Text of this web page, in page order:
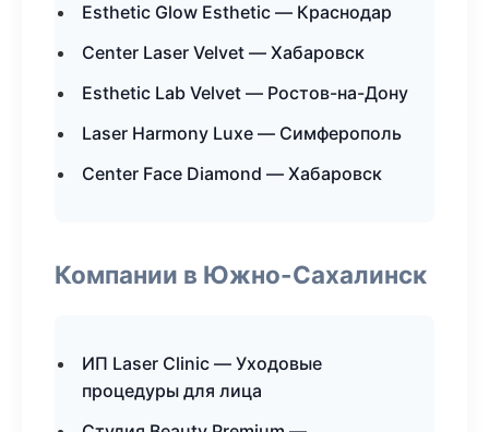
Esthetic Glow Esthetic — Краснодар
Center Laser Velvet — Хабаровск
Esthetic Lab Velvet — Ростов-на-Дону
Laser Harmony Luxe — Симферополь
Center Face Diamond — Хабаровск
Компании в Южно-Сахалинск
ИП Laser Clinic — Уходовые
процедуры для лица